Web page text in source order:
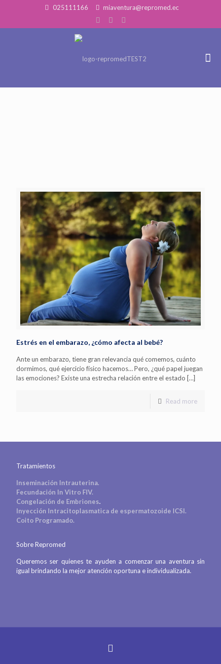
025111166 miaventura@repromed.ec
Estrés en el embarazo, ¿cómo afecta al bebé?
Ante un embarazo, tiene gran relevancia qué comemos, cuánto
dormimos, qué ejercicio físico hacemos… Pero, ¿qué papel juegan
las emociones? Existe una estrecha relación entre el estado […]
Read more
Tratamientos
Inseminación Intrauterina.
Fecundación In Vitro FIV.
Congelación de Embriones.
Inyección Intracitoplasmatica de espermatozoide ICSI.
Coito Programado.
Sobre Repromed
Queremos ser quienes te ayuden a comenzar una aventura sin
igual brindando la mejor atención oportuna e individualizada.